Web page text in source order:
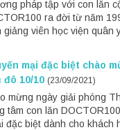
pháp tập với con lăn
ra đời từ năm
giảng viên học viện quân
mại đặc biệt chào
đô 10/10 (23/09/2021)
mừng ngày giải phóng
tâm con lăn
đặc biệt dành cho khách